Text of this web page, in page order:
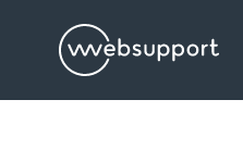
Websupport